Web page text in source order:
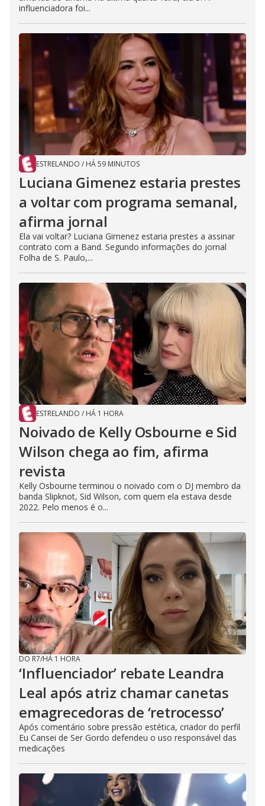
influenciadora foi...
ESTRELANDO / HÁ 59 MINUTOS
Luciana Gimenez estaria prestes
a voltar com programa semanal,
afirma jornal
Ela vai voltar? Luciana Gimenez estaria prestes a assinar
contrato com a Band. Segundo informações do jornal
Folha de S. Paulo,...
ESTRELANDO / HÁ 1 HORA
Noivado de Kelly Osbourne e Sid
Wilson chega ao fim, afirma
revista
Kelly Osbourne terminou o noivado com o DJ membro da
banda Slipknot, Sid Wilson, com quem ela estava desde
2022. Pelo menos é o...
DO R7/HÁ 1 HORA
‘Influenciador’ rebate Leandra
Leal após atriz chamar canetas
emagrecedoras de ‘retrocesso’
Após comentário sobre pressão estética, criador do perfil
Eu Cansei de Ser Gordo defendeu o uso responsável das
medicações